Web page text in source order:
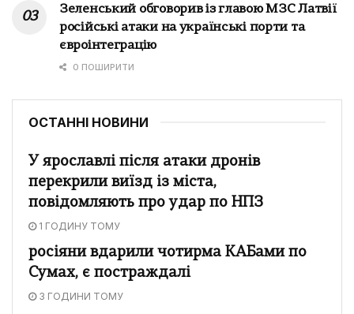
Зеленський обговорив із главою МЗС Латвії
російські атаки на українські порти та
євроінтеграцію
0 ПОШИРИТИ
ОСТАННІ НОВИНИ
У ярославлі після атаки дронів
перекрили виїзд із міста,
повідомляють про удар по НПЗ
1 ГОДИНУ ТОМУ
росіяни вдарили чотирма КАБами по
Сумах, є постраждалі
3 ГОДИНИ ТОМУ